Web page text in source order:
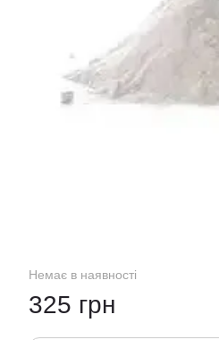
Немає в наявності
325 грн